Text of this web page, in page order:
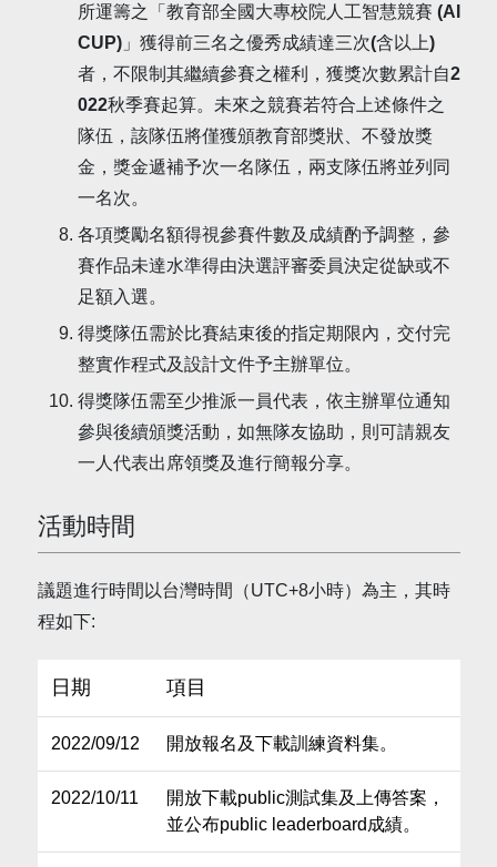
所運籌之「教育部全國大專校院人工智慧競賽 (AI
CUP)」獲得前三名之優秀成績達三次(含以上)
者，不限制其繼續參賽之權利，獲獎次數累計自2
022秋季賽起算。未來之競賽若符合上述條件之
隊伍，該隊伍將僅獲頒教育部獎狀、不發放獎
金，獎金遞補予次一名隊伍，兩支隊伍將並列同
一名次。
各項獎勵名額得視參賽件數及成績酌予調整，參
賽作品未達水準得由決選評審委員決定從缺或不
足額入選。
得獎隊伍需於比賽結束後的指定期限內，交付完
整實作程式及設計文件予主辦單位。
得獎隊伍需至少推派一員代表，依主辦單位通知
參與後續頒獎活動，如無隊友協助，則可請親友
一人代表出席領獎及進行簡報分享。
活動時間
議題進行時間以台灣時間（UTC+8小時）為主，其時
程如下:
日期 項目
2022/09/12 開放報名及下載訓練資料集。
2022/10/11
開放下載public測試集及上傳答案，
並公布public leaderboard成績。